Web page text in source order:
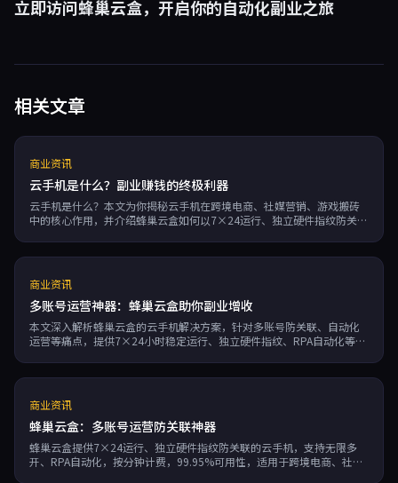
立即访问蜂巢云盒，开启你的自动化副业之旅
相关文章
商业资讯
云手机是什么？副业赚钱的终极利器
云手机是什么？本文为你揭秘云手机在跨境电商、社媒营销、游戏搬砖
中的核心作用，并介绍蜂巢云盒如何以7×24运行、独立硬件指纹防关
商业资讯
多账号运营神器：蜂巢云盒助你副业增收
本文深入解析蜂巢云盒的云手机解决方案，针对多账号防关联、自动化
运营等痛点，提供7×24小时稳定运行、独立硬件指纹、RPA自动化等核
商业资讯
蜂巢云盒：多账号运营防关联神器
蜂巢云盒提供7×24运行、独立硬件指纹防关联的云手机，支持无限多
开、RPA自动化，按分钟计费，99.95%可用性，适用于跨境电商、社媒